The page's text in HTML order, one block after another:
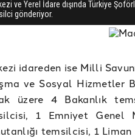
idareden ise Milli
ve Sosyal Hizmetler
üzere 4 Bakanlık
1 Emniyet Genel
temsilcisi, 1